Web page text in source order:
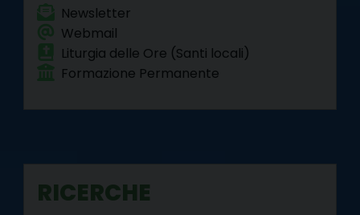
Newsletter
Webmail
Liturgia delle Ore (Santi locali)
Formazione Permanente
RICERCHE